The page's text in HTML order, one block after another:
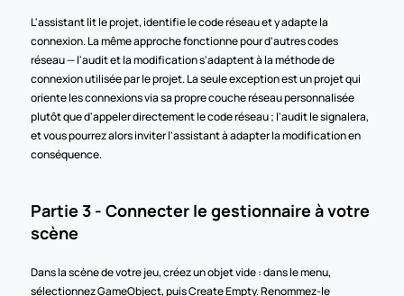
L'assistant lit le projet, identifie le code réseau et y adapte la
connexion. La même approche fonctionne pour d'autres codes
réseau — l'audit et la modification s'adaptent à la méthode de
connexion utilisée par le projet. La seule exception est un projet qui
oriente les connexions via sa propre couche réseau personnalisée
plutôt que d'appeler directement le code réseau ; l'audit le signalera,
et vous pourrez alors inviter l'assistant à adapter la modification en
conséquence.
Partie 3 - Connecter le gestionnaire à votre
scène
Dans la scène de votre jeu, créez un objet vide : dans le menu,
sélectionnez GameObject, puis Create Empty. Renommez-le